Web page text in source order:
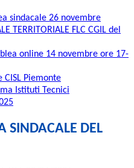
sindacale 26 novembre
TERRITORIALE FLC CGIL del
online 14 novembre ore 17-
Piemonte
Istituti Tecnici
SINDACALE DEL